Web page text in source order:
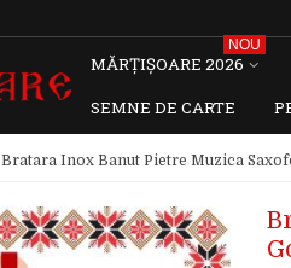
MĂRȚIȘOARE 2026
NOU
SEMNE DE CARTE
Bratara Inox Banut Pietre Muzica